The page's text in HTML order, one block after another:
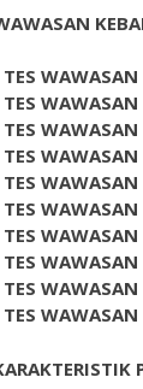
TES
TES
TES
TES
TES
TES
TES
TES
TES
TES